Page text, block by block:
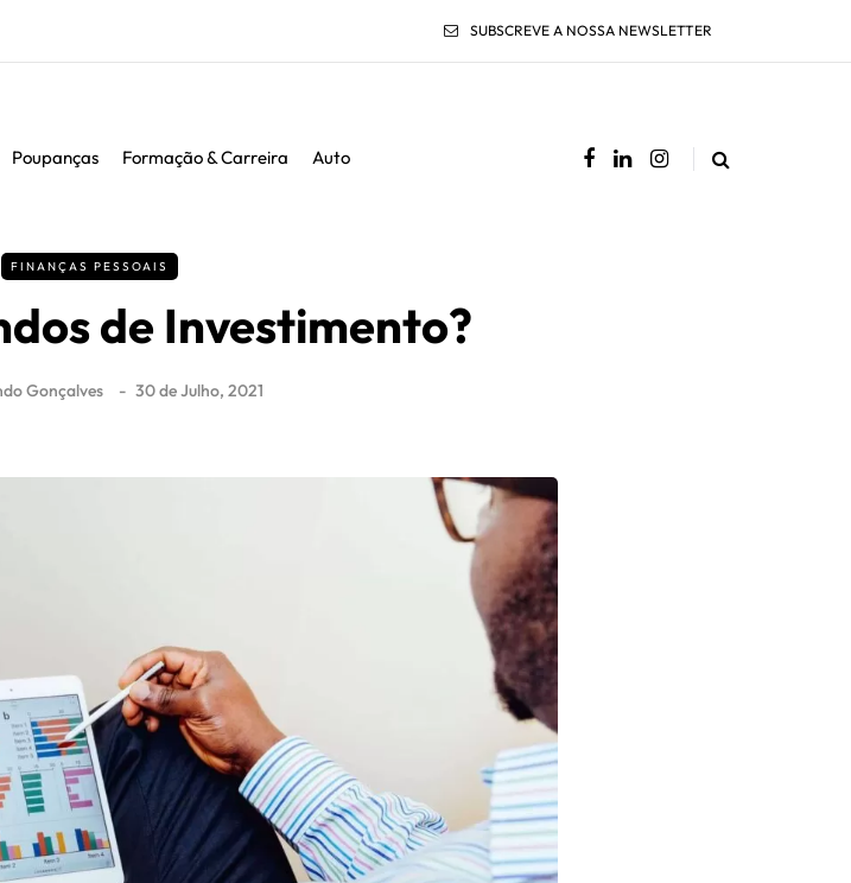
SUBSCREVE A NOSSA NEWSLETTER
Poupanças Formação & Carreira Auto
FINANÇAS PESSOAIS
de Investimento?
Gonçalves 30 de Julho, 2021